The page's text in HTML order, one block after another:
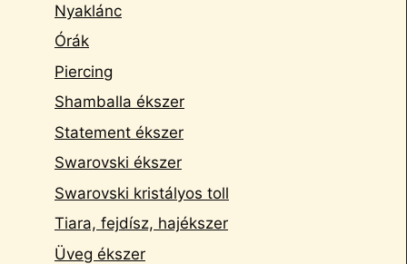
Nyaklánc
Órák
Piercing
Shamballa ékszer
Statement ékszer
Swarovski ékszer
Swarovski kristályos toll
Tiara, fejdísz, hajékszer
Üveg ékszer